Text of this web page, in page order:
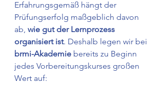
Erfahrungsgemäß hängt der
Prüfungserfolg maßgeblich davon
ab, wie gut der Lernprozess
organisiert ist. Deshalb legen wir bei
brmi-Akademie bereits zu Beginn
jedes Vorbereitungskurses großen
Wert auf: